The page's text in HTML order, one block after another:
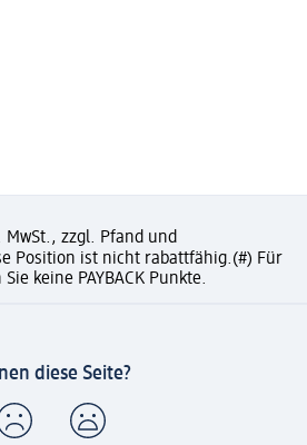
zzgl. Pfand und
Position ist nicht rabattfähig.(#) Für
keine PAYBACK Punkte.
diese Seite?